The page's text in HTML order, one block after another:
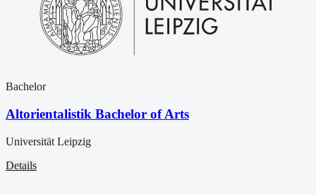
Bachelor
Altorientalistik Bachelor of Arts
Universität Leipzig
Details